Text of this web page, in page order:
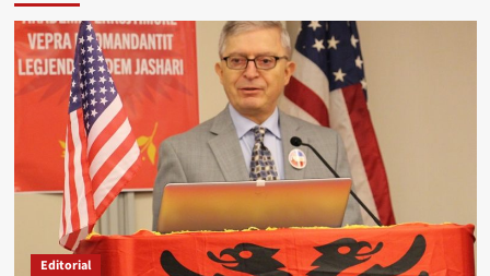
Editorial